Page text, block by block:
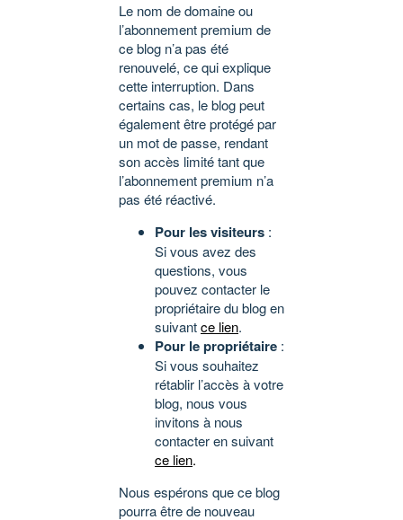
Le nom de domaine ou
l’abonnement premium de
ce blog n’a pas été
renouvelé, ce qui explique
cette interruption. Dans
certains cas, le blog peut
également être protégé par
un mot de passe, rendant
son accès limité tant que
l’abonnement premium n’a
pas été réactivé.
Pour les visiteurs :
Si vous avez des
questions, vous
pouvez contacter le
propriétaire du blog en
suivantce lien.
Pour le propriétaire :
Si vous souhaitez
rétablir l’accès à votre
blog, nous vous
invitons à nous
contacter en suivant
ce lien.
Nous espérons que ce blog
pourra être de nouveau